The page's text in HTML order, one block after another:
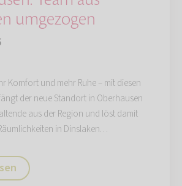
umgezogen
Komfort und mehr Ruhe – mit diesen
der neue Standort in Oberhausen
aus der Region und löst damit
in Dinslaken…